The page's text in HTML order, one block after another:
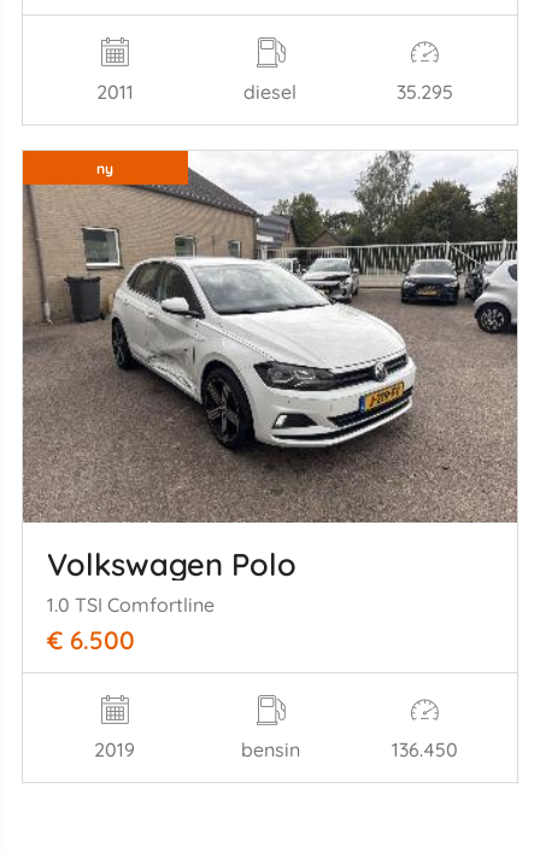
2011 diesel 35.295
ny
Volkswagen Polo
1.0 TSI Comfortline
€ 6.500
2019 bensin 136.450